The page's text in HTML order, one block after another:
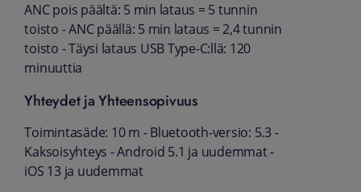
ANC pois päältä: 5 min lataus = 5 tunnin
toisto - ANC päällä: 5 min lataus = 2,4 tunnin
toisto - Täysi lataus USB Type-C:llä: 120
minuuttia
Yhteydet ja Yhteensopivuus
Toimintasäde: 10 m - Bluetooth-versio: 5.3 -
Kaksoisyhteys - Android 5.1 ja uudemmat -
iOS 13 ja uudemmat